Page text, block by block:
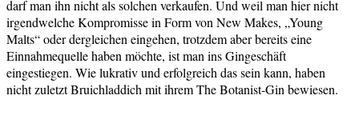
darf man ihn nicht als solchen verkaufen. Und weil man hier nicht
irgendwelche Kompromisse in Form von New Makes, „Young
Malts“ oder dergleichen eingehen, trotzdem aber bereits eine
Einnahmequelle haben möchte, ist man ins Gingeschäft
eingestiegen. Wie lukrativ und erfolgreich das sein kann, haben
nicht zuletzt Bruichladdich mit ihrem The Botanist-Gin bewiesen.